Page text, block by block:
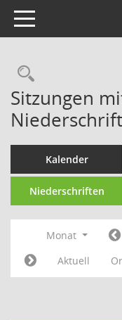
Toggle navigation
Sitzungen
Kalender
Niederschriften
Monat
Aktuell